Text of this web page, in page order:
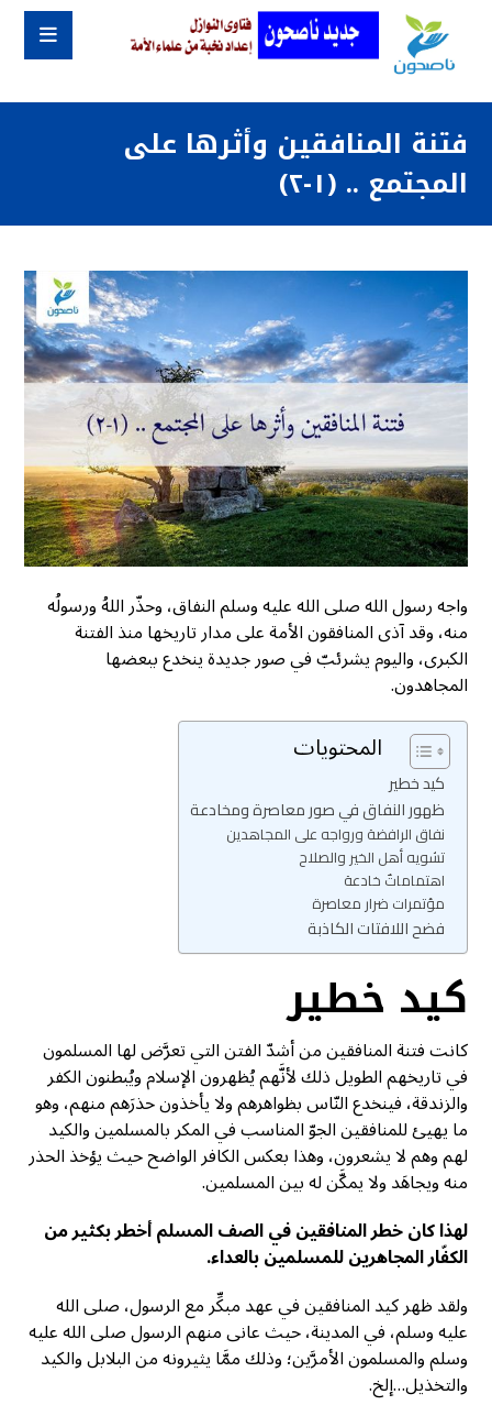
فتنة المنافقين وأثرها على
المجتمع .. (١-٢)
واجه رسول الله صلى الله عليه وسلم النفاق، وحذّر اللهُ ورسولُه
منه، وقد آذى المنافقون الأمة على مدار تاريخها منذ الفتنة
الكبرى، واليوم يشرئبّ في صور جديدة ينخدع ببعضها
المجاهدون.
المحتويات
كيد خطير
ظهور النفاق في صور معاصرة ومخادعة
نفاق الرافضة ورواجه على المجاهدين
تشويه أهل الخير والصلاح
اهتماماتٌ خادعة
مؤتمرات ضرار معاصرة
فضح اللافتات الكاذبة
كيد خطير
كانت فتنة المنافقين من أشدّ الفتن التي تعرَّض لها المسلمون
في تاريخهم الطويل ذلك لأنَّهم يُظهرون الإسلام ويُبطنون الكفر
والزندقة، فينخدع النّاس بظواهرهم ولا يأخذون حذرَهم منهم، وهو
ما يهيئ للمنافقين الجوّ المناسب في المكر بالمسلمين والكيد
لهم وهم لا يشعرون، وهذا بعكس الكافر الواضح حيث يؤخذ الحذر
منه ويجاهَد ولا يمكَّن له بين المسلمين.
لهذا كان خطر المنافقين في الصف المسلم أخطر بكثير من
الكفّار المجاهرين للمسلمين بالعداء.
ولقد ظهر كيد المنافقين في عهد مبكِّر مع الرسول، صلى الله
عليه وسلم، في المدينة، حيث عانى منهم الرسول صلى الله عليه
وسلم والمسلمون الأمرَّين؛ وذلك ممَّا يثيرونه من البلابل والكيد
والتخذيل…إلخ.